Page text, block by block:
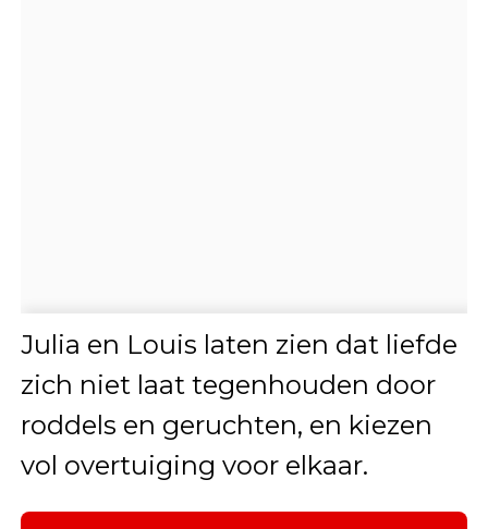
Julia en Louis laten zien dat liefde
zich niet laat tegenhouden door
roddels en geruchten, en kiezen
vol overtuiging voor elkaar.